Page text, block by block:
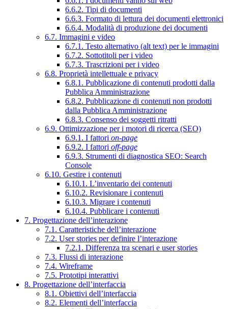
6.6.2. Tipi di documenti
6.6.3. Formato di lettura dei documenti elettronici
6.6.4. Modalità di produzione dei documenti
6.7. Immagini e video
6.7.1. Testo alternativo (alt text) per le immagini
6.7.2. Sottotitoli per i video
6.7.3. Trascrizioni per i video
6.8. Proprietà intellettuale e privacy
6.8.1. Pubblicazione di contenuti prodotti dalla
Pubblica Amministrazione
6.8.2. Pubblicazione di contenuti non prodotti
dalla Pubblica Amministrazione
6.8.3. Consenso dei soggetti ritratti
6.9. Ottimizzazione per i motori di ricerca (SEO)
6.9.1. I fattori on-page
6.9.2. I fattori off-page
6.9.3. Strumenti di diagnostica SEO: Search
Console
6.10. Gestire i contenuti
6.10.1. L’inventario dei contenuti
6.10.2. Revisionare i contenuti
6.10.3. Migrare i contenuti
6.10.4. Pubblicare i contenuti
7. Progettazione dell’interazione
7.1. Caratteristiche dell’interazione
7.2. User stories per definire l’interazione
7.2.1. Differenza tra scenari e user stories
7.3. Flussi di interazione
7.4. Wireframe
7.5. Prototipi interattivi
8. Progettazione dell’interfaccia
8.1. Obiettivi dell’interfaccia
8.2. Elementi dell’interfaccia